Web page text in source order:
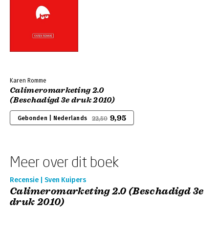
Karen Romme
Calimeromarketing 2.0
(Beschadigd 3e druk 2010)
Gebonden | Nederlands 22,50 9,95
Meer over dit boek
Recensie | Sven Kuipers
Calimeromarketing 2.0 (Beschadigd 3e
druk 2010)